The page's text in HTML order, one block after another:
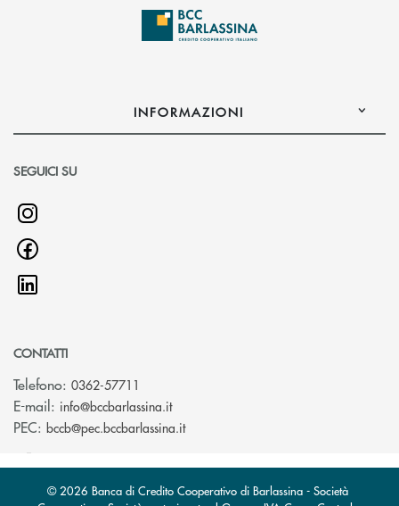
INFORMAZIONI
SEGUICI SU
CONTATTI
Telefono: 0362-57711
E-mail: info@bccbarlassina.it(si apre l’app di posta elettronica)
PEC: bccb@pec.bccbarlassina.it(si apre l’app di posta elettronica)
© 2026 Banca di Credito Cooperativo di Barlassina - Società